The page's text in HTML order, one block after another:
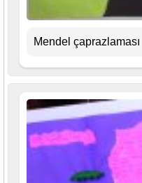
Mendel çaprazlaması